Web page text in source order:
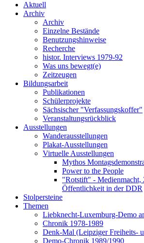
Aktuell
Archiv
Archiv
Einzelne Bestände
Benutzungshinweise
Recherche
histor. Interviews 1979-92
Was uns bewegt(e)
Zeitzeugen
Bildungsarbeit
Publikationen
Schülerprojekte
Sächsischer "Verfassungskoffer"
Veranstaltungsrückblick
Ausstellungen
Wanderausstellungen
Plakat-Ausstellungen
Virtuelle Ausstellungen
Mythos
Power to the People
"Rotstift" - Medienmacht,
Öffentlichkeit in der DDR
Stolpersteine
Themen
Liebknecht-Luxemburg-Demo
Chronik 1978-1989
Denk-Mal (Leipziger Freiheits-
Demo-Chronik 1989/1990